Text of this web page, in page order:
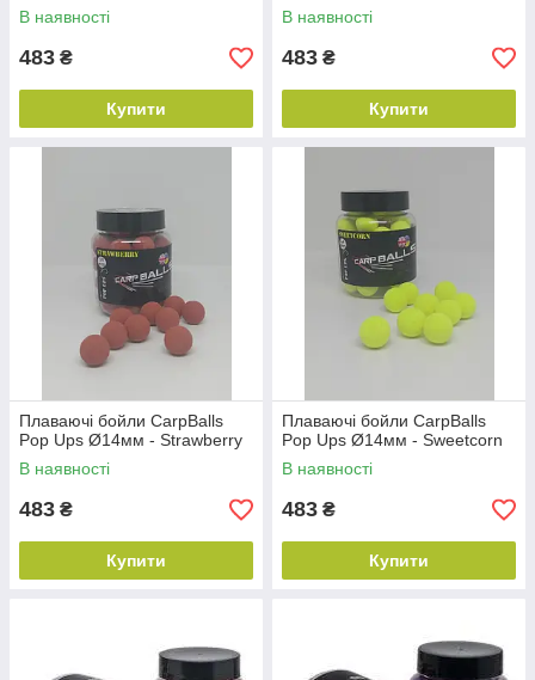
В наявності
483 ₴
Купити
В наявності
483 ₴
Купити
Плаваючі бойли CarpBalls
Pop Ups Ø14мм - Strawberry
В наявності
483 ₴
Купити
Плаваючі бойли CarpBalls
Pop Ups Ø14мм - Sweetcorn
В наявності
483 ₴
Купити